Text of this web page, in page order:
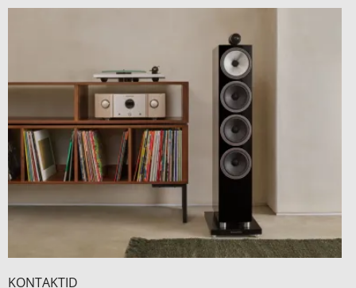
KONTAKTID